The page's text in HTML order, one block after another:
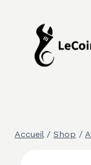
contenu
Accueil / Shop /